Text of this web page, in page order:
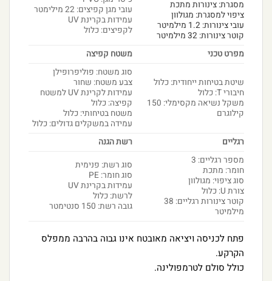
מסגרת: צינורות מתכת
ציפוי למסגרת: מגולוון
עובי צינורות: 1.2 מילמיטר
קוטר צינורות: 32 מילמיטר
עובי מגן קפיצים: 22 מילימטר
עמידות בקרינת UV
לקפיצים: כלול
מפרט טכני
משטח קפיצה
שיטת בטיחות ייחודית: כלול
חיבורי T: כלול
משקל נשיאה מקסימלי: 150
קילוגרם
סוג משטח: פוליפרופילן
צבע משטח: שחור
עמידות לקרינת UV למשטח
קפיצה: כלול
משטח בטיחותי: כלול
עמידה במשקלים גדולים: כלול
רגליים
רשת הגנה
מספר רגליים: 3
חומר: מתכת
סוג ציפוי: מגולוון
צורת U: כלול
קוטר צינורות רגליים: 38
מילמיטר
סוג רשת: פנימית
סוג חומר: PE
עמידות בקרינת UV
לרשת: כלול
גובה רשת: 150 סנטימטר
פתח לכניסה ויציאה מאובטח אינו גבוה בהרבה ממפלס
הקרקע.
כולל סולם לטרמפולינה.